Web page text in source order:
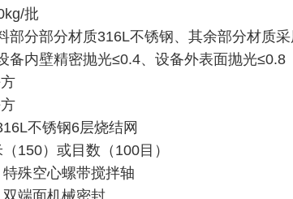
批
分部分材质316L不锈钢、其余部分材质采
内壁精密抛光≤0.4、设备外表面抛光≤0.8
不锈钢6层烧结网
）或目数（100目）
殊空心螺带搅拌轴
端面机械密封